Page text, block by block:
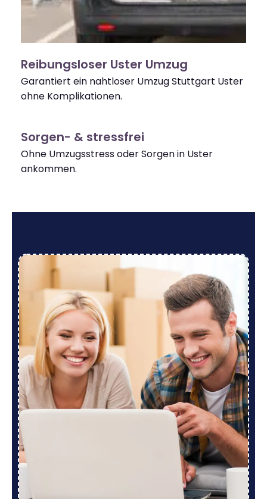
Reibungsloser Uster Umzug
Garantiert ein nahtloser Umzug Stuttgart Uster
ohne Komplikationen.
Sorgen- & stressfrei
Ohne Umzugsstress oder Sorgen in Uster
ankommen.